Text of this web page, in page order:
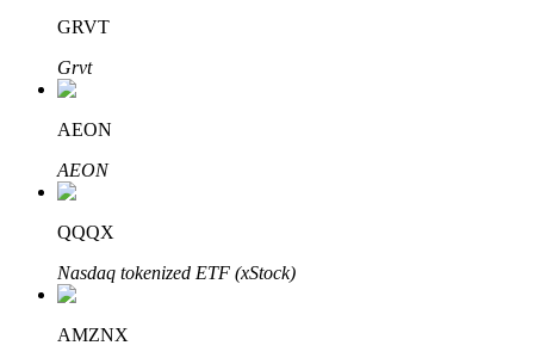
الاستثمار التلقائي
GRVT
Grvt
AEON
AEON
QQQX
Nasdaq tokenized ETF (xStock)
AMZNX